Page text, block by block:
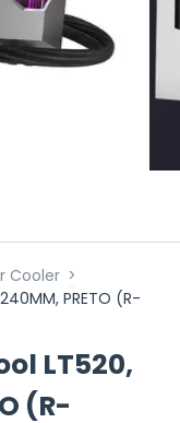
Cooler >
PRETO (R-
LT520,
(R-